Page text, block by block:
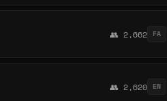
👥 2,662 FA
👥 2,620 EN